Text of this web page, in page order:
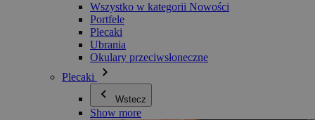
Wszystko w kategorii Nowości
Portfele
Plecaki
Ubrania
Okulary przeciwsłoneczne
Plecaki
Wstecz
Show more